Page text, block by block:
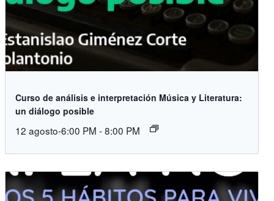
Curso de análisis e interpretación Música y Literatura:
un diálogo posible
12 agosto-6:00 PM -8:00 PM